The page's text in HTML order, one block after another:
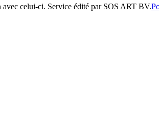
avec celui-ci. Service édité par SOS ART BV.